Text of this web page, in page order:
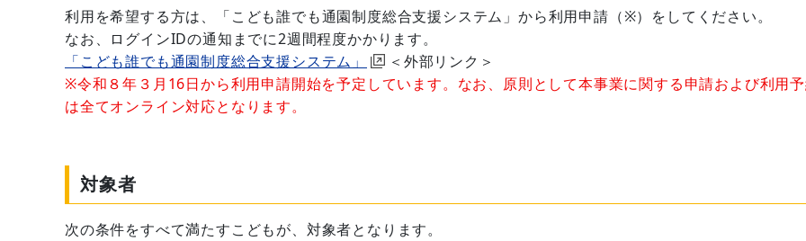
利用を希望する方は、「こども誰でも通園制度総合支援システム」から利用申請（※）をしてください。
なお、ログインIDの通知までに2週間程度かかります。
「こども誰でも通園制度総合支援システム」
＜外部リンク＞
※令和８年３月16日から利用申請開始を予定しています。なお、原則として本事業に関する申請および利用
は全てオンライン対応となります。
対象者
次の条件をすべて満たすこどもが、対象者となります。